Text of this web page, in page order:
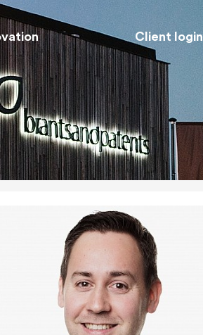
Client login
Droits IP
À propos de
nous
Blogs
Jobs
FAQ
Contact